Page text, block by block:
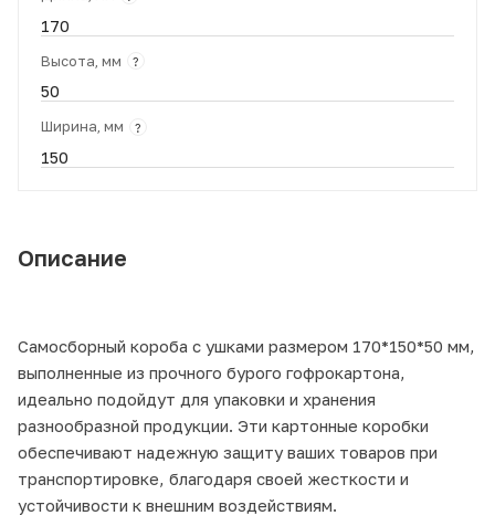
170
Высота, мм ?
50
Ширина, мм ?
150
Описание
Самосборный короба с ушками размером 170*150*50 мм,
выполненные из прочного бурого гофрокартона,
идеально подойдут для упаковки и хранения
разнообразной продукции. Эти картонные коробки
обеспечивают надежную защиту ваших товаров при
транспортировке, благодаря своей жесткости и
устойчивости к внешним воздействиям.